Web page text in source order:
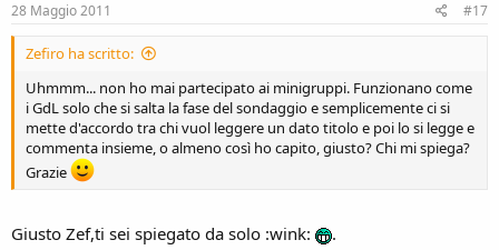
28 Maggio 2011 #17
Zefiro ha scritto:
Uhmmm... non ho mai partecipato ai minigruppi. Funzionano come
i GdL solo che si salta la fase del sondaggio e semplicemente ci si
mette d'accordo tra chi vuol leggere un dato titolo e poi lo si legge e
commenta insieme, o almeno così ho capito, giusto? Chi mi spiega?
Grazie
Giusto Zef,ti sei spiegato da solo :wink: .